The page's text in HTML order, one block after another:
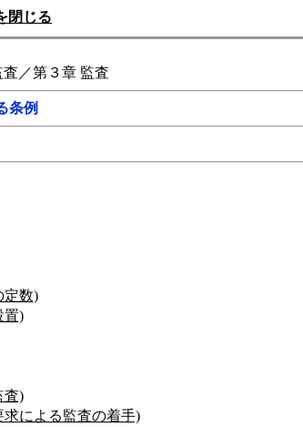
閉じる
／第３章 監査
条例
定数)
置)
査)
による監査の着手)